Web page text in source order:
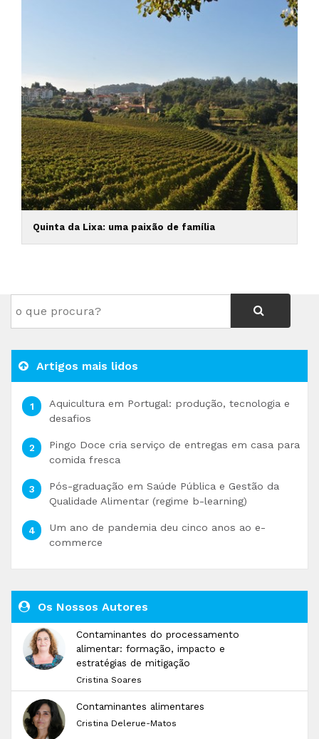
Quinta da Lixa: uma paixão de família
Artigos mais lidos
Aquicultura em Portugal: produção, tecnologia e
desafios
Pingo Doce cria serviço de entregas em casa para
comida fresca
Pós-graduação em Saúde Pública e Gestão da
Qualidade Alimentar (regime b-learning)
Um ano de pandemia deu cinco anos ao e-
commerce
Os Nossos Autores
Contaminantes do processamento
alimentar: formação, impacto e
estratégias de mitigação
Cristina Soares
Contaminantes alimentares
Cristina Delerue-Matos